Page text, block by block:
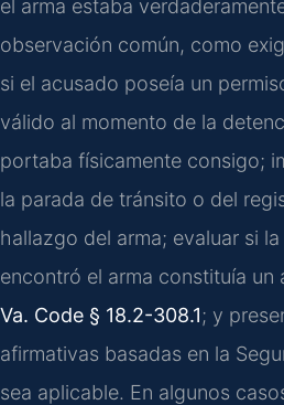
el arma estaba
observación común, como
si el acusado poseía un
válido al momento de la
portaba físicamente consigo;
la parada de tránsito o del
hallazgo del arma; evaluar si
encontró el arma constituía un
Va. Code § 18.2-308.1; y
afirmativas basadas en la
sea aplicable. En algunos